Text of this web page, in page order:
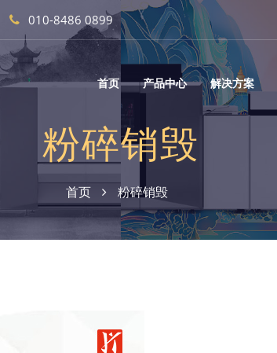
010-8486 0899
首页 产品中心 解决方案
粉碎销毁
首页 粉碎销毁